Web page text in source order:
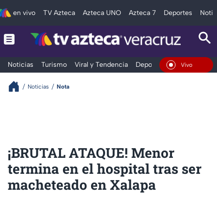
en vivo TV Azteca Azteca UNO Azteca 7 Deportes
Noticias Turismo Viral y Tendencia Deportes Espectáculos
En Vivo
Noticias Nota
¡BRUTAL ATAQUE! Menor
termina en el hospital tras ser
macheteado en Xalapa